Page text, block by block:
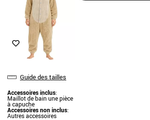
Guide des tailles
Accessoires inclus:
Maillot de bain une pièce
à capuche
Accessoires non inclus:
Autres accessoires